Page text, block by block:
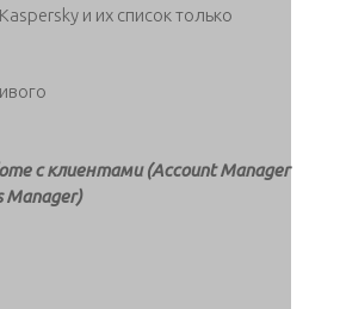
и их список только
с клиентами (Account Manager
Manager)